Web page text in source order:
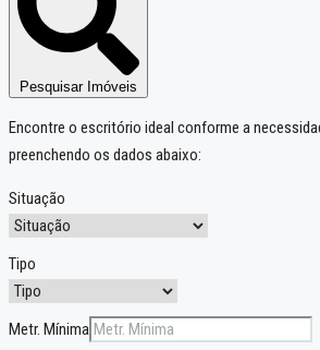
Pesquisar Imóveis
Encontre o escritório ideal conforme a
preenchendo os dados abaixo:
Situação
Tipo
Metr. Mínima